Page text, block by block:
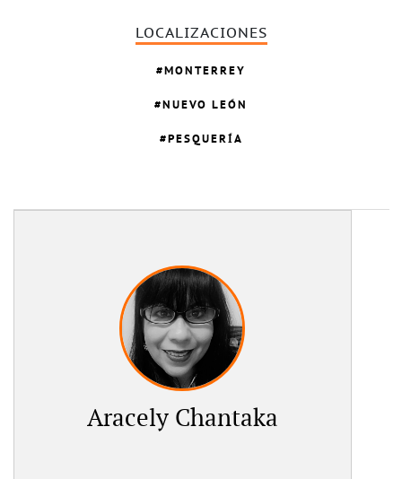
LOCALIZACIONES
MONTERREY
NUEVO LEÓN
PESQUERÍA
Aracely Chantaka